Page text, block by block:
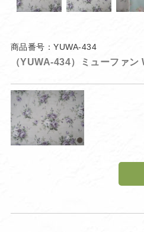
商品番号：YUWA-434
（YUWA-434）ミューファン